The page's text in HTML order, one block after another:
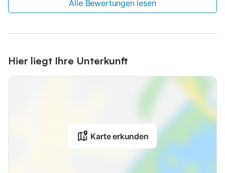
Alle Bewertungen lesen
Hier liegt Ihre Unterkunft
Karte erkunden